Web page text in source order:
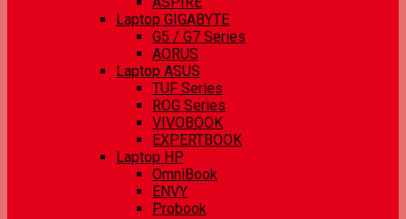
Laptop GIGABYTE
G5 / G7 Series
AORUS
Laptop ASUS
TUF Series
ROG Series
VIVOBOOK
EXPERTBOOK
Laptop HP
OmniBook
ENVY
Probook